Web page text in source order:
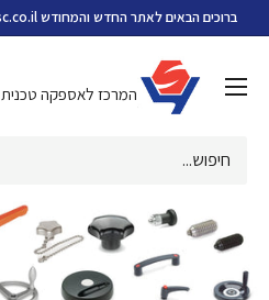
נוסף
ברוכים הבאים לאתר החדש והמחודש tsc.co.il - האתר פעיל והמשלוחים זמינים!
המרכז לאספקה טכנית